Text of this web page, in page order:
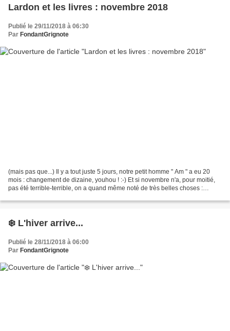
Lardon et les livres : novembre 2018
Publié le 29/11/2018 à 06:30
Par FondantGrignote
(mais pas que...) Il y a tout juste 5 jours, notre petit homme " Am " a eu 20
mois : changement de dizaine, youhou ! :-) Et si novembre n'a, pour moitié,
pas été terrible-terrible, on a quand même noté de très belles choses :
❄️ L'hiver arrive...
Publié le 28/11/2018 à 06:00
Par FondantGrignote